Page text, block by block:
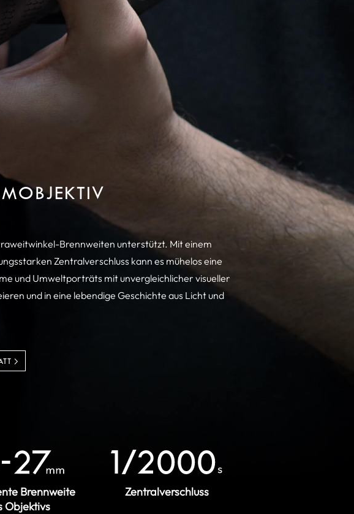
Brennweiten unterstützt. Mit einem
Zentralverschluss kann es mühelos eine
und Umweltporträts mit unvergleichlicher visueller
und in eine lebendige Geschichte aus Licht und
Brennweite
Objektivs
Zentralverschluss